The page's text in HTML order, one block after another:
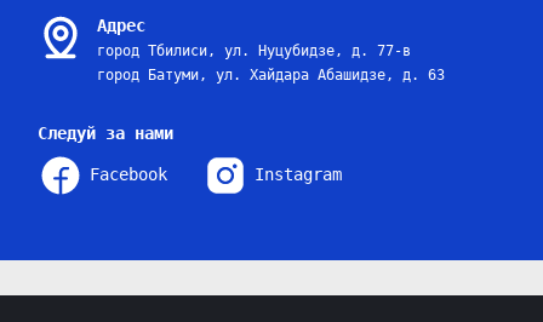
Адрес
город Тбилиси, ул. Нуцубидзе, д. 77-в
город Батуми, ул. Хайдара Абашидзе, д. 63
Следуй за нами
Facebook Instagram